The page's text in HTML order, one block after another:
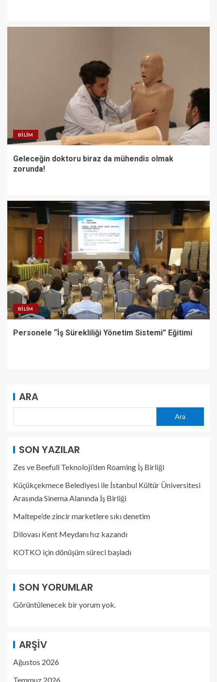
BILIM
Geleceğin doktoru biraz da mühendis olmak
zorunda!
BILIM
Personele “İş Sürekliliği Yönetim Sistemi” Eğitimi
ARA
Ara
SON YAZILAR
Zes ve Beefull Teknoloji’den Roaming İş Birliği
Küçükçekmece Belediyesi ile İstanbul Kültür Üniversitesi
Arasında Sinema Alanında İş Birliği
Maltepe’de zincir marketlere sıkı denetim
Dilovası Kent Meydanı hız kazandı
KOTKO için dönüşüm süreci başladı
SON YORUMLAR
Görüntülenecek bir yorum yok.
ARŞIV
Ağustos 2026
Temmuz 2026